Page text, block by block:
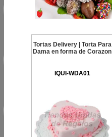
Tortas Delivery | Torta Para
Dama en forma de Corazon
IQUI-WDA01